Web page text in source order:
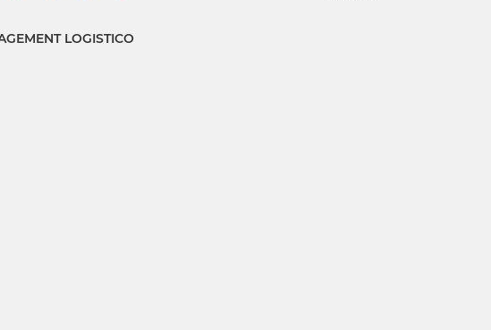
LOGISTICO